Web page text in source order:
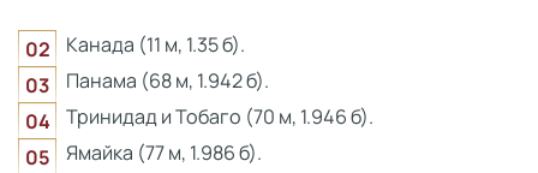
Канада (11 м, 1.35 б).
Панама (68 м, 1.942 б).
Тринидад и Тобаго (70 м, 1.946 б).
Ямайка (77 м, 1.986 б).